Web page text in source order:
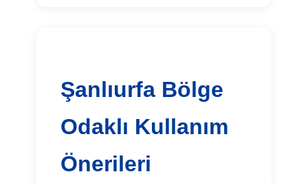
Şanlıurfa Bölge
Odaklı Kullanım
Önerileri